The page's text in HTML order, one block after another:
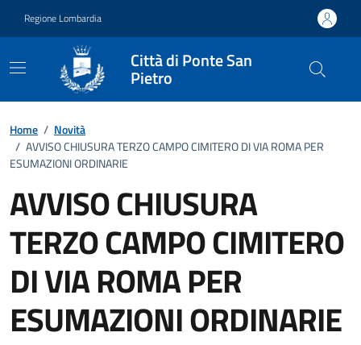
Regione Lombardia
Città di Ponte San
Pietro
Home / Novità
/ AVVISO CHIUSURA TERZO CAMPO CIMITERO DI VIA ROMA PER
ESUMAZIONI ORDINARIE
AVVISO CHIUSURA
TERZO CAMPO CIMITERO
DI VIA ROMA PER
ESUMAZIONI ORDINARIE